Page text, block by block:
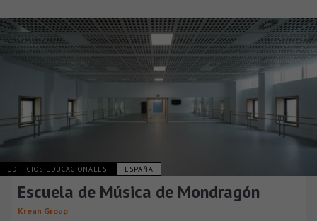
EDIFICIOS EDUCACIONALES ESPAÑA
Escuela de Música de Mondragón
Krean Group